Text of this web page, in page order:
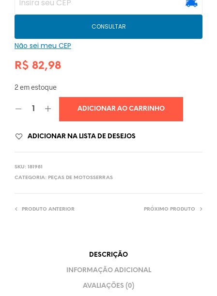
CONSULTAR
Não sei meu CEP
R$ 82,98
2 em estoque
ADICIONAR AO CARRINHO
ADICIONAR NA LISTA DE DESEJOS
SKU: 181981
CATEGORIA: PEÇAS DE MOTOSSERRAS
PRODUTO ANTERIOR PRÓXIMO PRODUTO
DESCRIÇÃO
INFORMAÇÃO ADICIONAL
AVALIAÇÕES (0)